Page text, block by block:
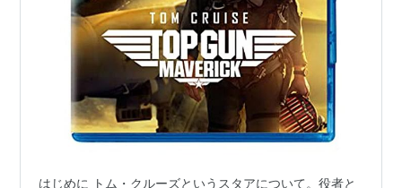
はじめに トム・クルーズというスタアについて。役者と